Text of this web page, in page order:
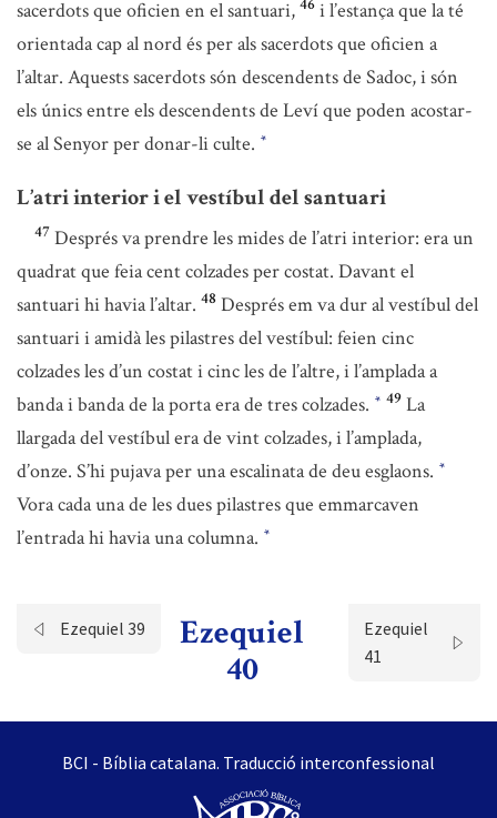
sacerdots que oficien en el santuari, 46 i l’estança que la té
orientada cap al nord és per als sacerdots que oficien a
l’altar. Aquests sacerdots són descendents de Sadoc, i són
els únics entre els descendents de Leví que poden acostar-
se al Senyor per donar-li culte. *
L’atri interior i el vestíbul del santuari
47 Després va prendre les mides de l’atri interior: era un
quadrat que feia cent colzades per costat. Davant el
santuari hi havia l’altar. 48 Després em va dur al vestíbul del
santuari i amidà les pilastres del vestíbul: feien cinc
colzades les d’un costat i cinc les de l’altre, i l’amplada a
banda i banda de la porta era de tres colzades. * 49 La
llargada del vestíbul era de vint colzades, i l’amplada,
d’onze. S’hi pujava per una escalinata de deu esglaons. *
Vora cada una de les dues pilastres que emmarcaven
l’entrada hi havia una columna. *
Ezequiel 39
Ezequiel
40
Ezequiel
41
BCI - Bíblia catalana. Traducció interconfessional